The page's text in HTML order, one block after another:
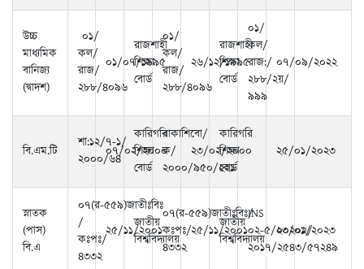
উচ্চ
মাধ্যমিক
বানিজ্য
(দ্বাদশ)
০১/
কল/
রাজ/
২৮৮/৪০৯৬
০১/০৭/১৯৯৫
রাজশাহী
শিক্ষা
বোর্ড
০১/
কল/
রাজ/
২৮৮/৪০৯৬
২৬/১২/১৯৯৫
রাজশাহী
শিক্ষা
বোর্ড
০১/
কল/
রাজ:/
২৮৮/২য়/
৯৯৯
০৭/০৯/২০২২
বি.এম.টি
শা:১২/৭-১/
২০০০/৬৪০৭/০২/২০০০
কারিগরি
শিক্ষা
বোর্ড
বাকাশিবো/
ক/
২০০০/৯৫০/২২১
২৩/০২/২০০০
কারিগরি
শিক্ষা
বোর্ড
২৫/০১/২০২৩
স্নাতক
(পাস)
বি.এ
০৭(র-৫৫৯)জাতীঃবিঃ
/
কঃপঃ/
৪৩৩২
২৫/১১/২০০১
জাতীয়
বিশ্ববিদ্যালয়
০৭(র-৫৫৯)জাতীঃবিঃ/
কঃপঃ/
৪৩৩২
২৫/১১/২০০১
জাতীয়
বিশ্ববিদ্যালয়
INS
০২-৫/০০২০২/
২০১৭/২৫৪৩/৫৭২৪৯
২৩/০১/২০২৩